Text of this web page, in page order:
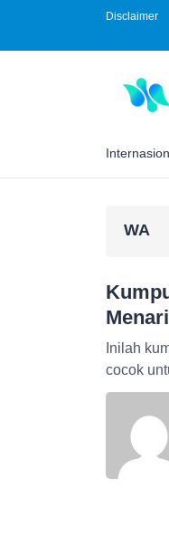
Disclaimer
WA
Inilah
cocok